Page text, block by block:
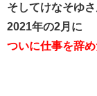
そしてけなそゆ
2021年の2月に
ついに仕事を辞め